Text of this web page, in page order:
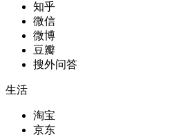
知乎
微信
微博
豆瓣
搜外问答
生活
淘宝
京东